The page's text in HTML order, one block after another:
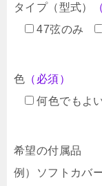
タイプ（型式）
47弦のみ
色 （必須）
何色でもよ
希望の付属品
例）ソフトカバ